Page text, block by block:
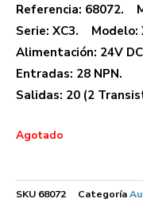
Referencia: 68072.
Serie: XC3. Modelo:
Alimentación: 24V
Entradas: 28 NPN.
Salidas: 20 (2
Agotado
SKU 68072 Categoría